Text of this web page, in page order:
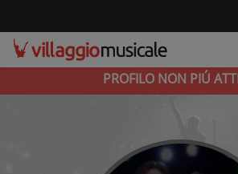
PROFILO NON PIÚ